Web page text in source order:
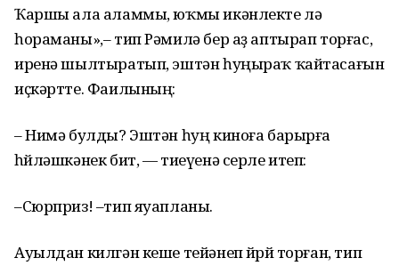
Ҡаршы ала аламмы, юҡмы икәнлекте лә
һораманы»,– тип Рәмилә бер аҙ аптырап торғас,
иренә шылтыратып, эштән һуңыраҡ ҡайтасағын
иҫкәртте. Фаилының:
– Нимә булды? Эштән һуң киноға барырға
һөйләшкәнек бит, — тиеүенә серле итеп:
–Сюрприз! –тип яуапланы.
Ауылдан килгән кеше тейәнеп йөрөй торған, тип